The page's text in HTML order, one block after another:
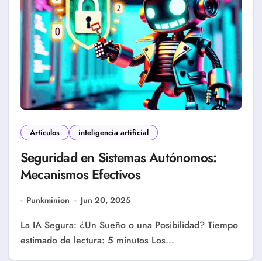
Artículos inteligencia artificial
Seguridad en Sistemas Autónomos:
Mecanismos Efectivos
Punkminion Jun 20, 2025
La IA Segura: ¿Un Sueño o una Posibilidad? Tiempo
estimado de lectura: 5 minutos Los...